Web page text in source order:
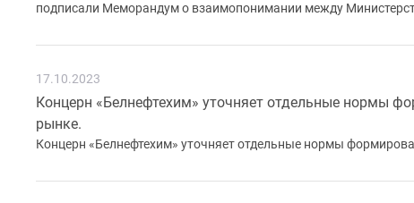
подписали Меморандум о взаимопонимании между
17.10.2023
Концерн «Белнефтехим» уточняет отдельные нормы
рынке.
Концерн «Белнефтехим» уточняет отдельные нормы